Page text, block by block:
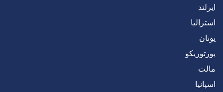
ایرلند
استرالیا
یونان
پورتوریکو
مالت
اسپانیا